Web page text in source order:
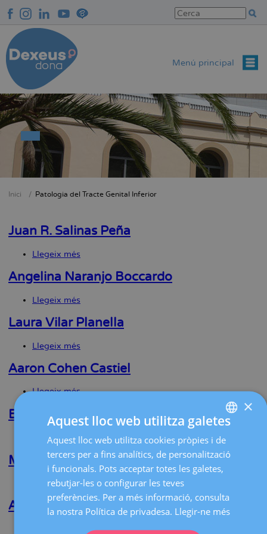
contingut
Menú principal
Inici Patologia del Tracte Genital Inferior
Juan R. Salinas Peña
Llegeix més
R.
Salinas
Angelina Naranjo Boccardo
Llegeix més
Naranjo
Boccardo
Laura Vilar Planella
Llegeix més
Vilar
Planella
Aaron Cohen Castiel
Llegeix méssobre
Castiel
Elena Moretti
Llegeix méssobre
Moretti
Mireia Arenas Redondo
Llegeix méssobre
Mireia
Arenas
Redondo
Anna Asturgó Muntal
sobre
SPANISH
CATALÀ
FRENCH
×
Aquest lloc web utilitza galetes
Aquest lloc web utilitza cookies pròpies i de
tercers per a fins analítics, de personalització
i funcionals. Pots acceptar totes les galetes,
rebutjar-les o configurar les teves
preferències. Per a més informació, consulta
la nostra Política de privadesa. Llegir-ne més